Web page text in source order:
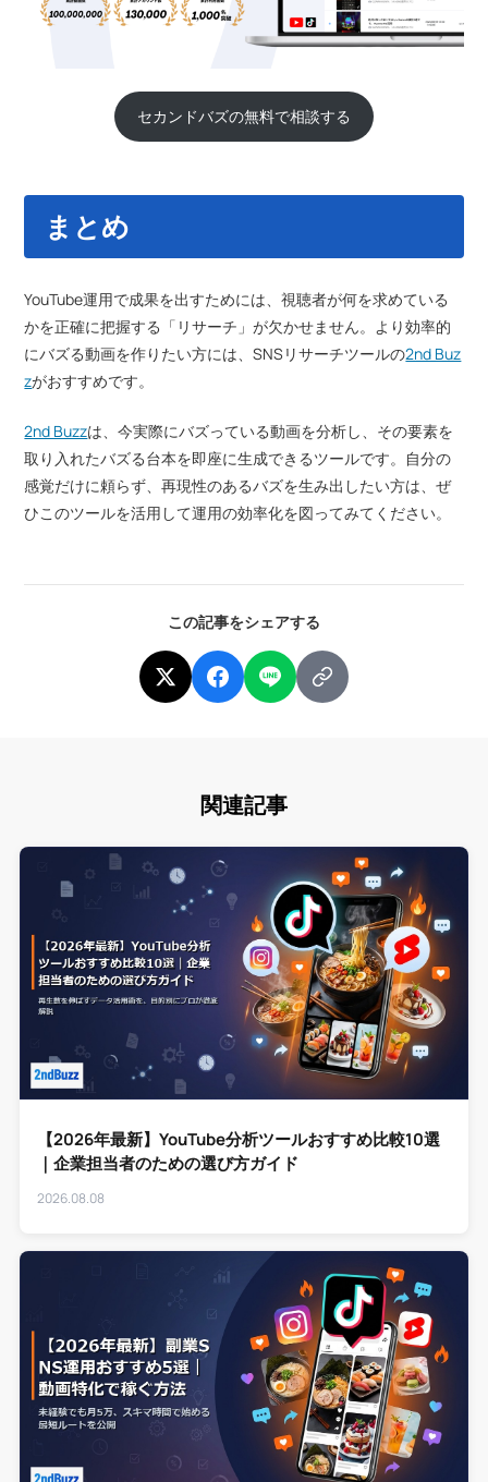
セカンドバズの無料で相談する
まとめ
YouTube運用で成果を出すためには、視聴者が何を求めている
かを正確に把握する「リサーチ」が欠かせません。より効率的
にバズる動画を作りたい方には、SNSリサーチツールの2nd Buz
zがおすすめです。
2nd Buzzは、今実際にバズっている動画を分析し、その要素を
取り入れたバズる台本を即座に生成できるツールです。自分の
感覚だけに頼らず、再現性のあるバズを生み出したい方は、ぜ
ひこのツールを活用して運用の効率化を図ってみてください。
この記事をシェアする
関連記事
【2026年最新】YouTube分析ツールおすすめ比較10選
｜企業担当者のための選び方ガイド
2026.08.08